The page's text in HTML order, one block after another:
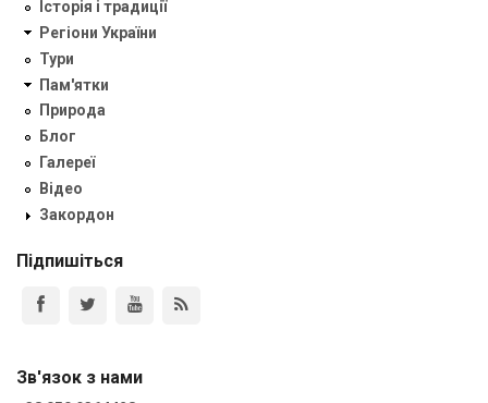
Історія і традиції
Регіони України
Тури
Пам'ятки
Природа
Блог
Галереї
Відео
Закордон
Підпишіться
Зв'язок з нами